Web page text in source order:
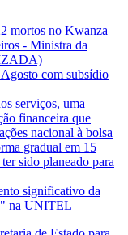
mortos no Kwanza
- Ministra da
com subsídio
serviços, uma
financeira que
nacional à bolsa
gradual em 15
sido planeado para
significativo da
na UNITEL